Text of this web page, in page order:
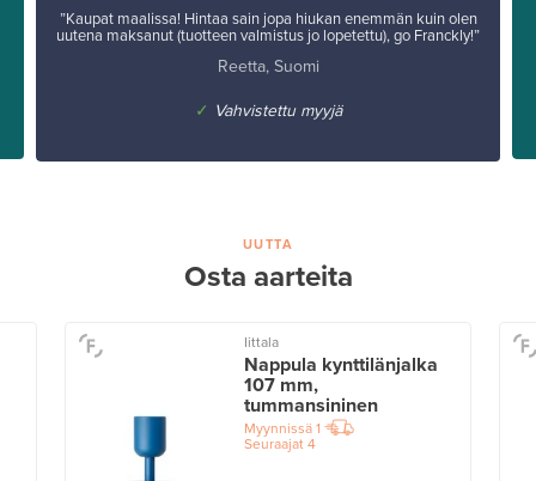
”Kaupat maalissa! Hintaa sain jopa hiukan enemmän kuin olen
uutena maksanut (tuotteen valmistus jo lopetettu), go Franckly!”
Reetta, Suomi
✓ Vahvistettu myyjä
UUTTA
Osta aarteita
Iittala
Nappula kynttilänjalka
107 mm,
tummansininen
Myynnissä1
Seuraajat4